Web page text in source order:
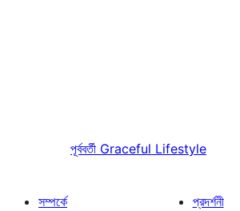
পূর্ববর্তী Graceful Lifestyle
সম্পর্কে
প্রদর্শনী